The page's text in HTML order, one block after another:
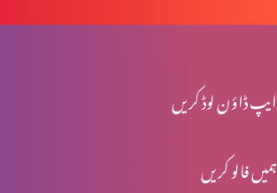
نوح کے ایام اور آج کے ایام میں مماثلت
نوح کے ایام اور آج کے ایام میں مماثلت (حصہ 1)ایپ ڈاؤن لوڈ کریں
ہمیں فالو کریں